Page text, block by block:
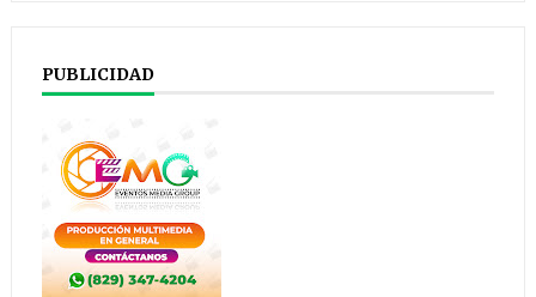
PUBLICIDAD